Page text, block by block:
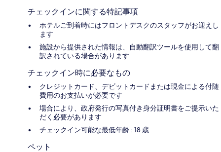
チェックインに関する特記事項
ホテルご到着時にはフロントデスクのスタッフがお迎えし
ます
施設から提供された情報は、自動翻訳ツールを使用して翻
訳されている場合があります
チェックイン時に必要なもの
クレジットカード、デビットカードまたは現金による付随
費用のお支払いが必要です
場合により、政府発行の写真付き身分証明書をご提示いた
だく必要があります
チェックイン可能な最低年齢 : 18 歳
ペット